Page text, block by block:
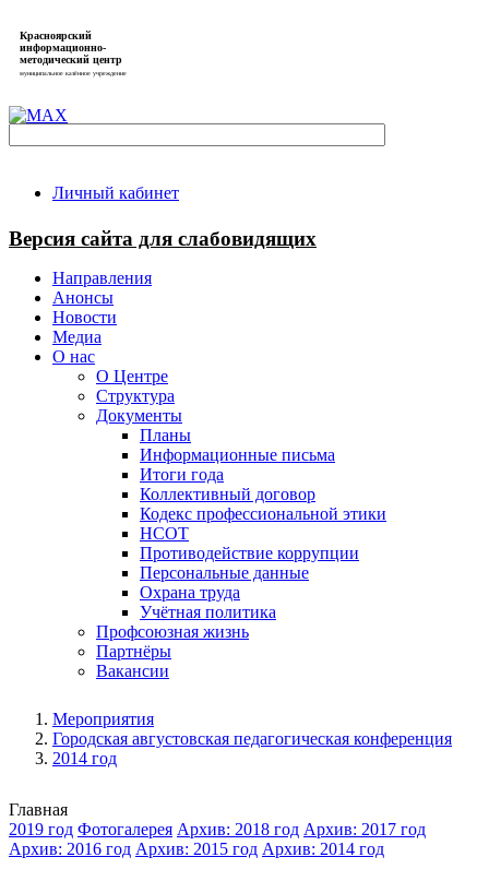
Красноярский
информационно-
методический центр
муниципальное казённое учреждение
Личный кабинет
Версия сайта для слабовидящих
Направления
Анонсы
Новости
Медиа
О нас
О Центре
Структура
Документы
Планы
Информационные письма
Итоги года
Коллективный договор
Кодекс профессиональной этики
НСОТ
Противодействие коррупции
Персональные данные
Охрана труда
Учётная политика
Профсоюзная жизнь
Партнёры
Вакансии
Мероприятия
Городская августовская педагогическая конференция
2014 год
Главная
2019 год Фотогалерея Архив: 2018 год Архив: 2017 год
Архив: 2016 год Архив: 2015 год Архив: 2014 год